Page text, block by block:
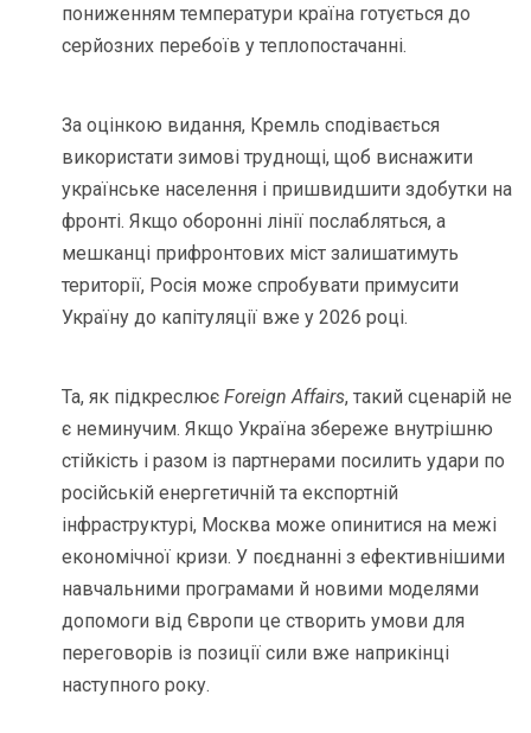
пониженням температури країна готується до
серйозних перебоїв у теплопостачанні.
За оцінкою видання, Кремль сподівається
використати зимові труднощі, щоб виснажити
українське населення і пришвидшити здобутки на
фронті. Якщо оборонні лінії послабляться, а
мешканці прифронтових міст залишатимуть
території, Росія може спробувати примусити
Україну до капітуляції вже у 2026 році.
Та, як підкреслюєForeign Affairs, такий сценарій не
є неминучим. Якщо Україна збереже внутрішню
стійкість і разом із партнерами посилить удари по
російській енергетичній та експортній
інфраструктурі, Москва може опинитися на межі
економічної кризи. У поєднанні з ефективнішими
навчальними програмами й новими моделями
допомоги від Європи це створить умови для
переговорів із позиції сили вже наприкінці
наступного року.